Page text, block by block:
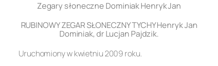
Zegary słoneczne Dominiak Henryk Jan
RUBINOWY ZEGAR SŁONECZNY TYCHY Henryk Jan
Dominiak, dr Lucjan Pajdzik.
Uruchomiony w kwietniu 2009 roku.